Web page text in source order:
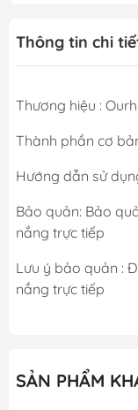
Thông tin chi
Thương hiệu :
Thành phần cơ
Hướng dẫn sử
Bảo quản: Bảo
nắng trực tiếp
Lưu ý bảo quản :
nắng trực tiếp
SẢN PHẨM